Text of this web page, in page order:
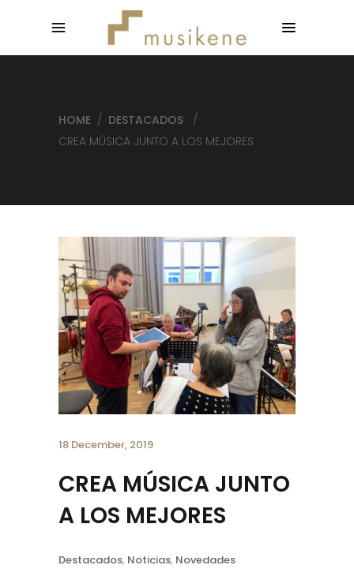
HOME / DESTACADOS
/
CREA MÚSICA JUNTO A LOS MEJORES
18 December, 2019
CREA MÚSICA JUNTO
A LOS MEJORES
Destacados, Noticias, Novedades